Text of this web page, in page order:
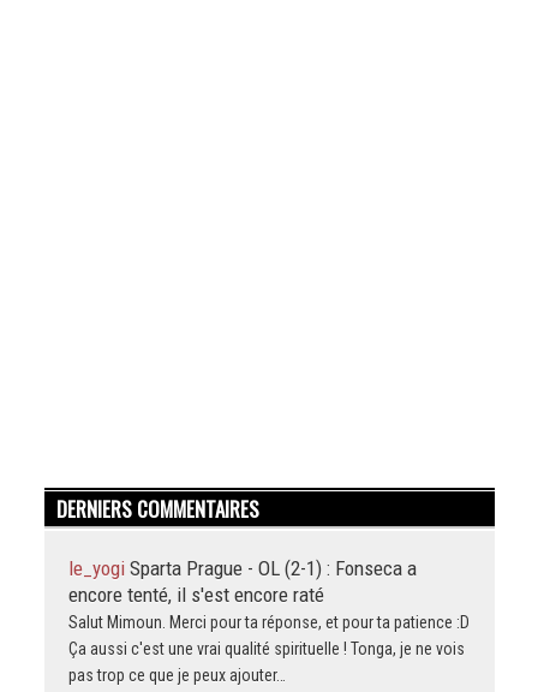
DERNIERS COMMENTAIRES
le_yogi Sparta Prague - OL (2-1) : Fonseca a
encore tenté, il s'est encore raté
Salut Mimoun. Merci pour ta réponse, et pour ta patience :D
Ça aussi c'est une vrai qualité spirituelle ! Tonga, je ne vois
pas trop ce que je peux ajouter…